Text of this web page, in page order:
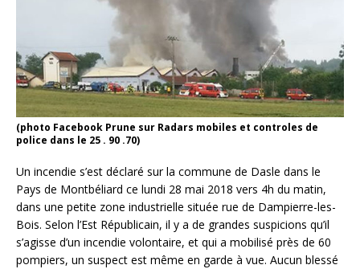
(photo Facebook Prune sur Radars mobiles et controles de
police dans le 25 . 90 .70)
Un incendie s’est déclaré sur la commune de Dasle dans le
Pays de Montbéliard ce lundi 28 mai 2018 vers 4h du matin,
dans une petite zone industrielle située rue de Dampierre-les-
Bois. Selon l’Est Républicain, il y a de grandes suspicions qu’il
s’agisse d’un incendie volontaire, et qui a mobilisé près de 60
pompiers, un suspect est même en garde à vue. Aucun blessé